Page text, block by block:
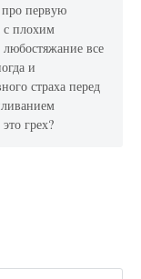
про первую
с плохим
все
и
страха перед
грех?